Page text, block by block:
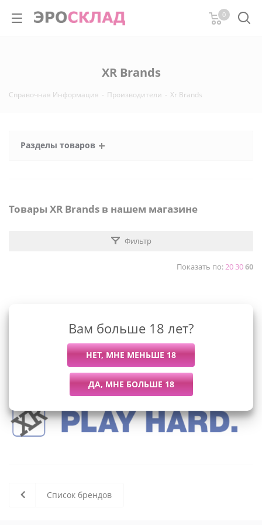
0
XR Brands
Справочная Информация - Производители - Xr Brands
Разделы товаров
Товары XR Brands в нашем магазине
Фильтр
Показать по:203060
В данный момент нет активных
товаров
Список брендов
Вам больше 18 лет?